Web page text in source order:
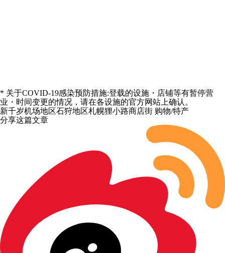
* 关于COVID-19感染预防措施:登载的设施・店铺等有暂停营
业・时间变更的情况，请在各设施的官方网站上确认。
新千岁机场地区石狩地区札幌狸小路商店街 购物/特产
分享这篇文章